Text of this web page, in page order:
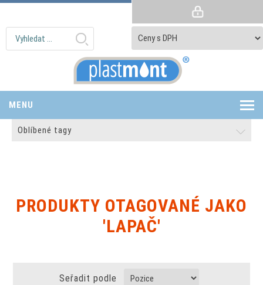
MENU
Oblíbené tagy
PRODUKTY OTAGOVANÉ JAKO
'LAPAČ'
Seřadit podle